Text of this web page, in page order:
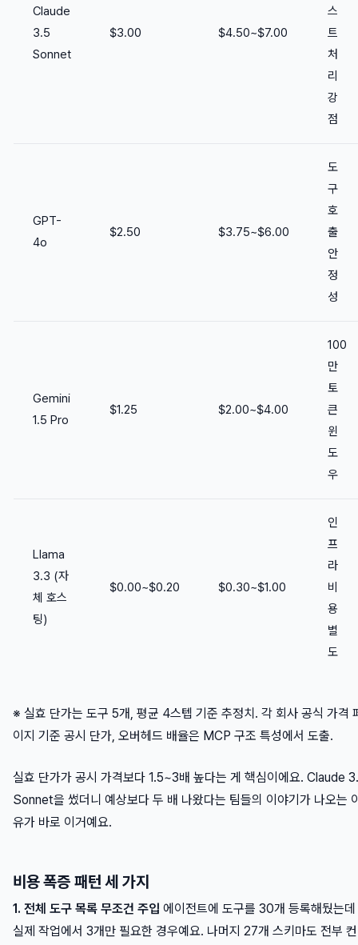
Claude
3.5
Sonnet
$3.00 $4.50~$7.00
스
트
처
리
강
점
GPT-
4o
$2.50 $3.75~$6.00
도
구
호
출
안
정
성
Gemini
1.5 Pro
$1.25 $2.00~$4.00
100
만
토
큰
윈
도
우
Llama
3.3 (자
체 호스
팅)
$0.00~$0.20 $0.30~$1.00
인
프
라
비
용
별
도
※ 실효 단가는 도구 5개, 평균 4스텝 기준 추정치. 각 회사 공식 가격
이지 기준 공시 단가, 오버헤드 배율은 MCP 구조 특성에서 도출.
실효 단가가 공시 가격보다 1.5~3배 높다는 게 핵심이에요. Claude
Sonnet을 썼더니 예상보다 두 배 나왔다는 팀들의 이야기가 나오는
유가 바로 이거예요.
비용 폭증 패턴 세 가지
1. 전체 도구 목록 무조건 주입 에이전트에 도구를 30개 등록해뒀는데
실제 작업에서 3개만 필요한 경우예요. 나머지 27개 스키마도 전부 컨